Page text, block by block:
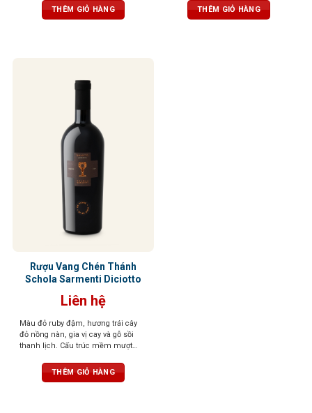
mượt, dư vị cân bằng và thanh lịch
THÊM GIỎ HÀNG
thảo mộc. Một phiên bản đặc biệt,
số lượng giới hạn.
THÊM GIỎ HÀNG
Rượu Vang Chén Thánh
Schola Sarmenti Diciotto
Liên hệ
Màu đỏ ruby đậm, hương trái cây
đỏ nồng nàn, gia vị cay và gỗ sồi
thanh lịch. Cấu trúc mềm mượt
vị kéo dài THÊM GIỎ HÀNG